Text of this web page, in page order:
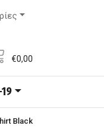
€0,00
Black